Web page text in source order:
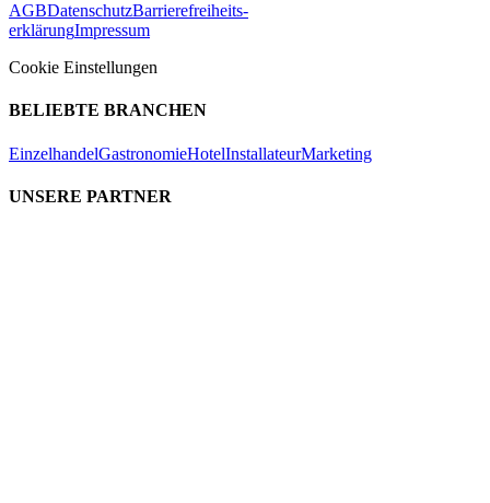
AGBDatenschutzBarrierefreiheits-
erklärungImpressum
Cookie Einstellungen
BELIEBTE BRANCHEN
EinzelhandelGastronomieHotelInstallateurMarketing
UNSERE PARTNER